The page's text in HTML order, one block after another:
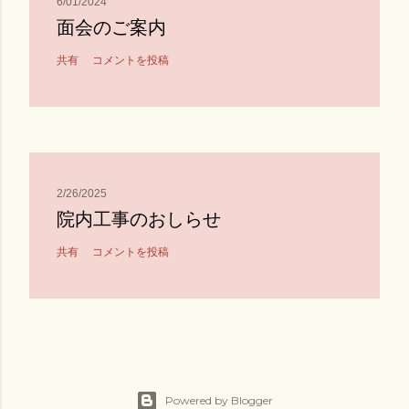
面会のご案内
共有 コメントを投稿
2/26/2025
院内工事のおしらせ
共有 コメントを投稿
Powered by Blogger